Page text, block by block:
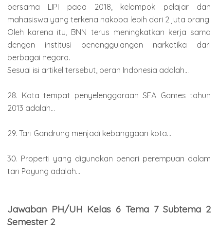
bersama LIPI pada 2018, kelompok pelajar dan
mahasiswa yang terkena nakoba lebih dari 2 juta orang.
Oleh karena itu, BNN terus meningkatkan kerja sama
dengan institusi penanggulangan narkotika dari
berbagai negara.
Sesuai isi artikel tersebut, peran Indonesia adalah...
28. Kota tempat penyelenggaraan SEA Games tahun
2013 adalah...
29. Tari Gandrung menjadi kebanggaan kota...
30. Properti yang digunakan penari perempuan dalam
tari Payung adalah...
Jawaban PH/UH Kelas 6 Tema 7 Subtema 2
Semester 2